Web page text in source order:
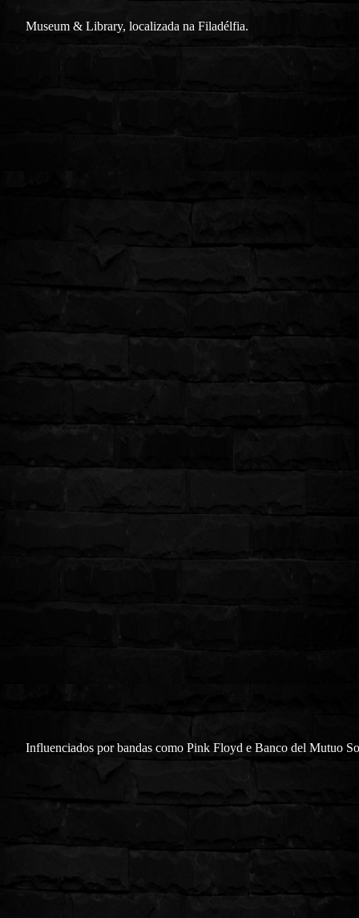
Museum & Library, localizada na Filadélfia.
Influenciados por bandas como Pink Floyd e Banco del Mutuo